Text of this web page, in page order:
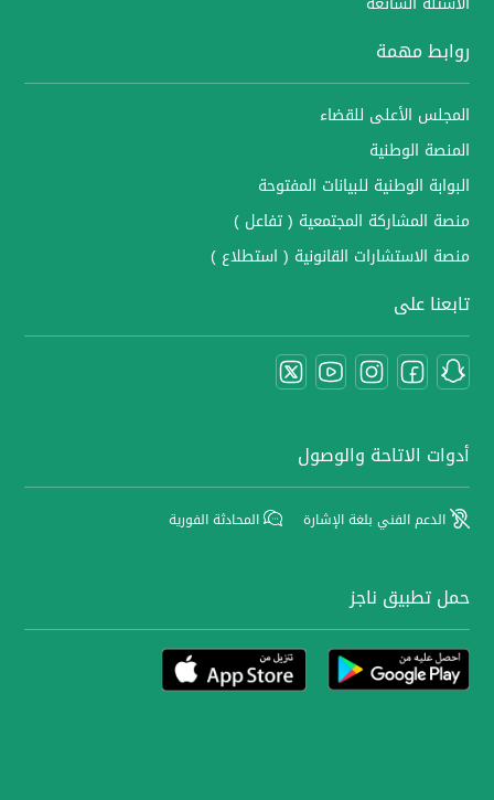
روابط مهمة
المجلس الأعلى للقضاء
المنصة الوطنية
البوابة الوطنية للبيانات المفتوحة
منصة المشاركة المجتمعية ( تفاعل )
منصة الاستشارات القانونية ( استطلاع )
تابعنا على
أدوات الاتاحة والوصول
الدعم الفني بلغة الإشارة المحادثة الفورية
حمل تطبيق ناجز